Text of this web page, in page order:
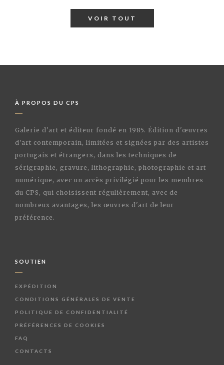
VOIR TOUT
À PROPOS DU CPS
Galerie d'art et éditeur fondé en 1985. Édition d'œuvres
d'art contemporain, limitées et signées par des artistes
portugais et étrangers, dans les techniques de
sérigraphie, gravure, lithographie, photographie et art
numérique, avec un accès privilégié pour les membres
du CPS, qui choisissent régulièrement, avec de
nombreux avantages, les œuvres d'art de leur
préférence.
SOUTIEN
EXPÉDITION
CONDITIONS GÉNÉRALES DE VENTE
POLITIQUE DE CONFIDENTIALITÉ
PRÉFÉRENCES DE COOKIES
FAQ
CONTACTS